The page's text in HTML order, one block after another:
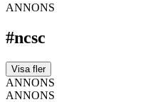
ANNONS
#ncsc
Visa fler
ANNONS
ANNONS